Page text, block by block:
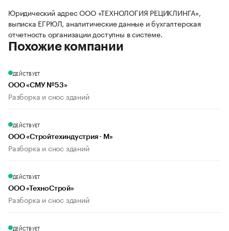
Юридический адрес ООО «ТЕХНОЛОГИЯ РЕЦИКЛИНГА»,
выписка ЕГРЮЛ, аналитические данные и бухгалтерская
отчетность организации доступны в системе.
Похожие компании
ДЕЙСТВУЕТ
ООО «СМУ №53»
Разборка и снос зданий
ДЕЙСТВУЕТ
ООО «Стройтехиндустрия - М»
Разборка и снос зданий
ДЕЙСТВУЕТ
ООО «ТехноСтрой»
Разборка и снос зданий
ДЕЙСТВУЕТ